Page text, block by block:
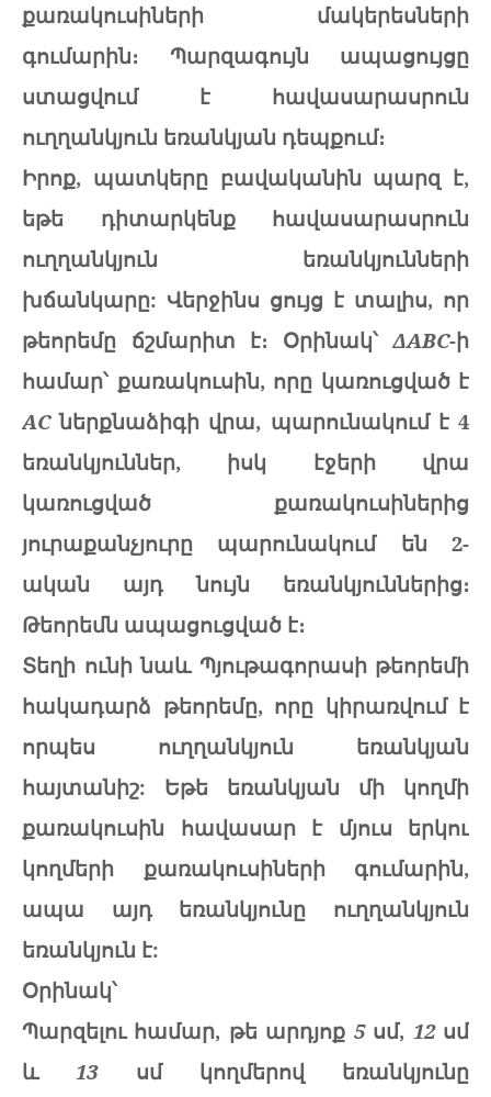
քառակուսիների մակերեսների
գումարին։ Պարզագույն ապացույցը
ստացվում է հավասարասրուն
ուղղանկյուն եռանկյան դեպքում։
Իրոք, պատկերը բավականին պարզ է,
եթե դիտարկենք հավասարասրուն
ուղղանկյուն եռանկյունների
խճանկարը: Վերջինս ցույց է տալիս, որ
թեորեմը ճշմարիտ է։ Օրինակ՝ ΔABC-ի
համար՝ քառակուսին, որը կառուցված է
АСներքնաձիգի վրա, պարունակում է 4
եռանկյուններ, իսկ էջերի վրա
կառուցված քառակուսիներից
յուրաքանչյուրը պարունակում են 2-
ական այդ նույն եռանկյուններից։
Թեորեմն ապացուցված է։
Տեղի ունի նաև Պյութագորասի թեորեմի
հակադարձ թեորեմը, որը կիրառվում է
որպես ուղղանկյուն եռանկյան
հայտանիշ: Եթե եռանկյան մի կողմի
քառակուսին հավասար է մյուս երկու
կողմերի քառակուսիների գումարին,
ապա այդ եռանկյունը ուղղանկյուն
եռանկյուն է:
Օրինակ՝
Պարզելու համար, թե արդյոք 5սմ, 12սմ
և 13սմ կողմերով եռանկյունը